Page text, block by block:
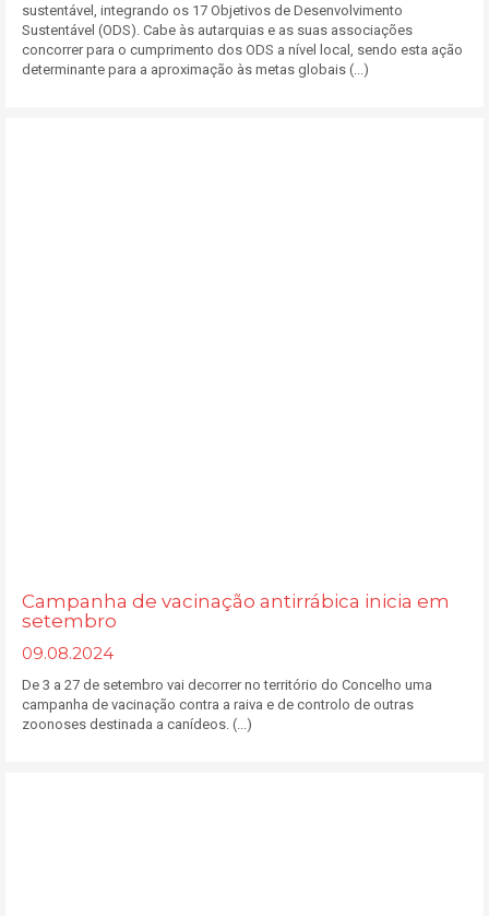
sustentável, integrando os 17 Objetivos de Desenvolvimento
Sustentável (ODS). Cabe às autarquias e as suas associações
concorrer para o cumprimento dos ODS a nível local, sendo esta ação
determinante para a aproximação às metas globais (...)
Campanha de vacinação antirrábica inicia em
setembro
09.08.2024
De 3 a 27 de setembro vai decorrer no território do Concelho uma
campanha de vacinação contra a raiva e de controlo de outras
zoonoses destinada a canídeos. (...)